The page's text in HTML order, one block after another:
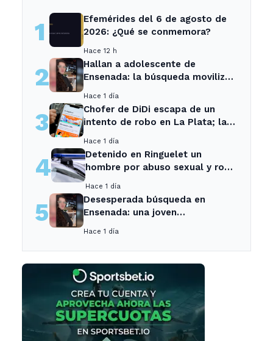
1
Efemérides del 6 de agosto de
2026: ¿Qué se conmemora?
Hace 12 h
2
Hallan a adolescente de
Ensenada: la búsqueda movilizó
Hace 1 día
3
Chofer de DiDi escapa de un
intento de robo en La Plata; la
Hace 1 día
4
Detenido en Ringuelet un
hombre por abuso sexual y robo
Hace 1 día
5
Desesperada búsqueda en
Ensenada: una joven
Hace 1 día